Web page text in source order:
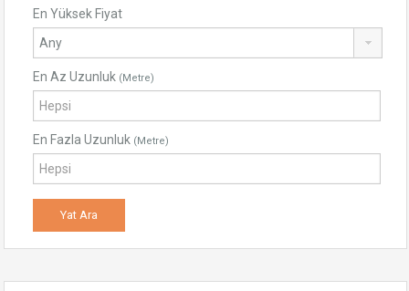
En Yüksek Fiyat
En Az Uzunluk (Metre)
En Fazla Uzunluk (Metre)